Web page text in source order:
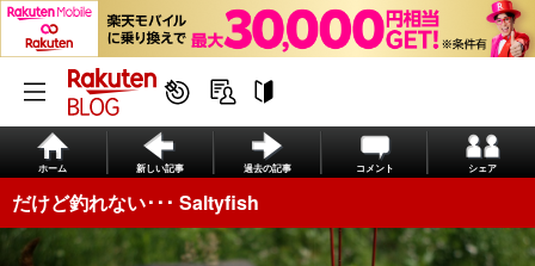
ホーム 新しい記事 過去の記事 コメント シェア
だけど釣れない･･･ Saltyfish